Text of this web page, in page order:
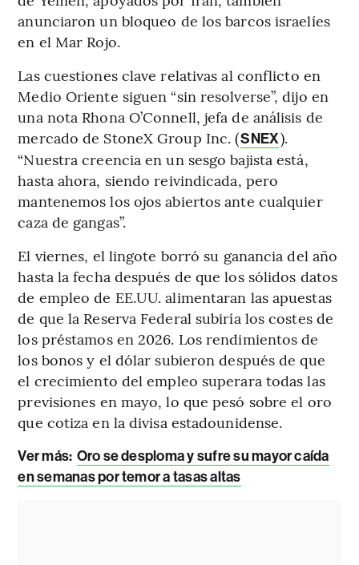
anunciaron un bloqueo de los barcos israelíes
en el Mar Rojo.
Las cuestiones clave relativas al conflicto en
Medio Oriente siguen “sin resolverse”, dijo en
una nota Rhona O’Connell, jefa de análisis de
mercado de StoneX Group Inc. (SNEX).
“Nuestra creencia en un sesgo bajista está,
hasta ahora, siendo reivindicada, pero
mantenemos los ojos abiertos ante cualquier
caza de gangas”.
El viernes, el lingote borró su ganancia del año
hasta la fecha después de que los sólidos datos
de empleo de EE.UU. alimentaran las apuestas
de que la Reserva Federal subiría los costes de
los préstamos en 2026. Los rendimientos de
los bonos y el dólar subieron después de que
el crecimiento del empleo superara todas las
previsiones en mayo, lo que pesó sobre el oro
que cotiza en la divisa estadounidense.
Ver más: Oro se desploma y sufre su mayor caída
en semanas por temor a tasas altas